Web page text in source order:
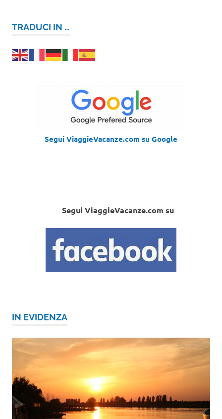
TRADUCI IN …
Segui ViaggieVacanze.com su Google
Segui ViaggieVacanze.com su
IN EVIDENZA